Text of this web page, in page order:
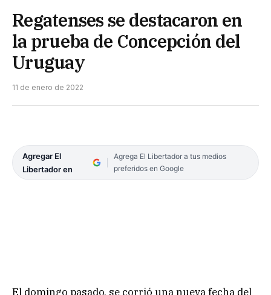
Regatenses se destacaron en
la prueba de Concepción del
Uruguay
11 de enero de 2022
Agregar El
Libertador en
Agrega El Libertador a tus medios
preferidos en Google
El domingo pasado, se corrió una nueva fecha del